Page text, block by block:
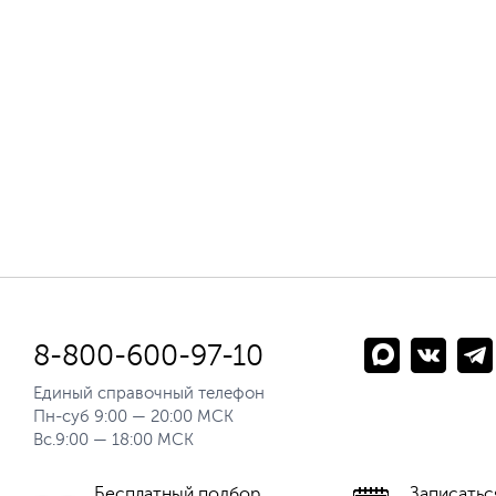
8-800-600-97-10
Единый справочный телефон
Пн-суб 9:00 — 20:00 МСК
Вс.9:00 — 18:00 МСК